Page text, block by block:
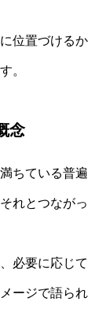
位置づけるか
。
念
ちている普遍
れとつながっ
必要に応じて
ージで語られ